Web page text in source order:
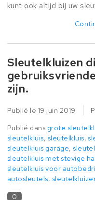
kunt ook altijd bij uw
Sleutelkluizen
zijn.
Publié le 19 juin 2019
Publié dans grote
sleutelkluis, sleutelkluis,
sleutelkluis garage,
sleutelkluis met stevige
sleutelkluis voor
autosleutels,
0